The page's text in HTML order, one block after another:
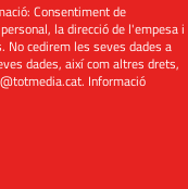
Consentiment de
la direcció de l'empesa i
No cedirem les seves dades a
dades, així com altres drets,
. Informació